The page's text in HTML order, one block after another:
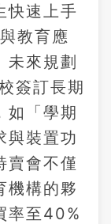
快速上手
教育應
未來規劃
簽訂長期
如「學期
與裝置功
賣會不僅
機構的夥
率至40%